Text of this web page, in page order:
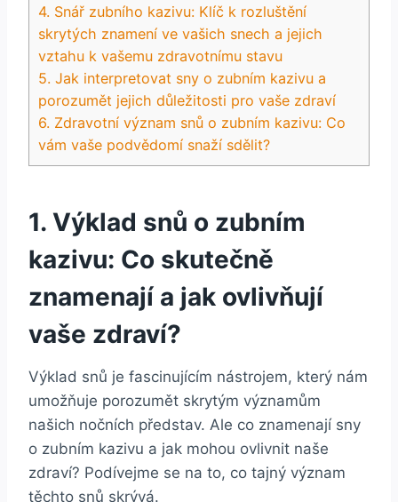
4. Snář zubního kazivu: ⁢Klíč⁣ k rozluštění
skrytých znamení ve vašich snech a​ jejich
vztahu ⁣k vašemu zdravotnímu stavu
5. Jak ​interpretovat ‌sny‍ o zubním kazivu a
porozumět⁣ jejich důležitosti pro ‍vaše⁣ zdraví
6. Zdravotní ⁤význam snů o ⁤zubním kazivu: ⁤Co‍
vám vaše⁢ podvědomí ⁢snaží​ sdělit?
1. Výklad⁣ snů o zubním
kazivu: Co skutečně
znamenají a jak ovlivňují
⁢vaše ‌zdraví?
Výklad⁣ snů je fascinujícím⁤ nástrojem,​ který nám
⁤umožňuje ​porozumět‍ skrytým ⁣významům
našich nočních představ. Ale co znamenají sny
o zubním kazivu a jak⁤ mohou ovlivnit naše
zdraví? Podívejme​ se na ‍to, co tajný význam
těchto ⁤snů skrývá.